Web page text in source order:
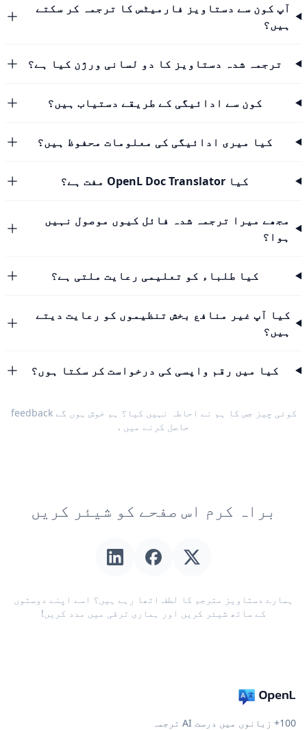
آپ کون سے دستاویز فارمیٹس کا ترجمہ کر سکتے
ہیں؟
ترجمہ شدہ دستاویز کا دو لسانی ورژن کیا ہے؟
کون سے ادائیگی کے طریقے دستیاب ہیں؟
کیا میری ادائیگی کی معلومات محفوظ ہیں؟
کیا OpenL Doc Translator مفت ہے؟
مجھے میرا ترجمہ شدہ فائل کیوں موصول نہیں
ہوا؟
کیا طلباء کو تعلیمی رعایت ملتی ہے؟
کیا آپ غیر منافع بخش تنظیموں کو رعایت دیتے
ہیں؟
کیا میں رقم واپسی کی درخواست کر سکتا ہوں؟
کوئی چیز جس کا ہم نے احاطہ نہیں کیا؟ ہم خوش ہوں گےfeedback
حاصل کرنے میں .
براہ کرم اس صفحے کو شیئر کریں
ہمارے دستاویز مترجم کا لطف اٹھا رہے ہیں؟ اسے اپنے دوستوں
کے ساتھ شیئر کریں اور ہماری ترقی میں مدد کریں!
100+ زبانوں میں درست AI ترجمہ